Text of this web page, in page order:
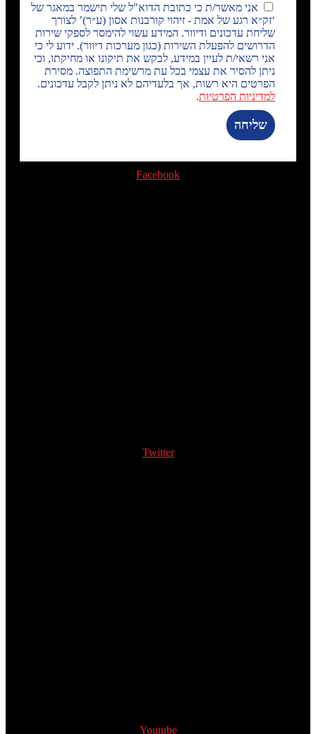
אני מאשר/ת כי כתובת הדוא"ל שלי תישמר במאגר של
‘זק״א רגע של אמת - זיהוי קורבנות אסון (ע״ר)’ לצורך
שליחת עדכונים ודיוור. המידע עשוי להימסר לספקי שירות
הדרושים להפעלת השירות (כגון מערכות דיוור). ידוע לי כי
אני רשאי/ת לעיין במידע, לבקש את תיקונו או מחיקתו, וכי
ניתן להסיר את עצמי בכל עת מרשימת התפוצה. מסירת
הפרטים היא רשות, אך בלעדיהם לא ניתן לקבל עדכונים.
למדיניות הפרטיות.
שליחה
Facebook
Twitter
Youtube